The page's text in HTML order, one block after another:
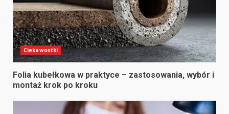
Ciekawostki
Folia kubełkowa w praktyce – zastosowania, wybór i
montaż krok po kroku